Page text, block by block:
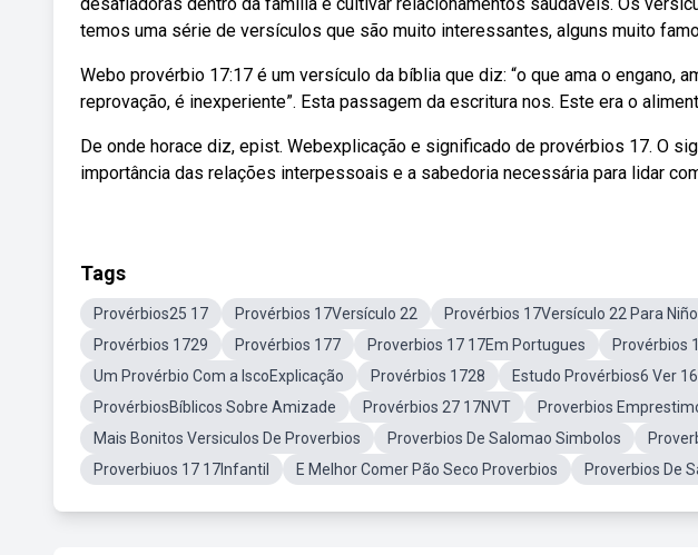
temos uma série de versículos que são muito interessantes, alguns muito
Webo provérbio 17:17 é um versículo da bíblia que diz: “o que ama o engano,
reprovação, é inexperiente”. Esta passagem da escritura nos. Este era o
De onde horace diz, epist. Webexplicação e significado de provérbios 17. O
importância das relações interpessoais e a sabedoria necessária para lidar
Tags
Provérbios25 17 Provérbios 17Versículo 22 Provérbios 17Versículo 22 Para
Provérbios 1729
Provérbios 177 Proverbios 17 17Em Portugues
Provérbios
Um Provérbio Com a IscoExplicação
Provérbios 1728 Estudo Provérbios6 Ver 16
ProvérbiosBíblicos Sobre Amizade
Provérbios 27 17NVT Proverbios
Mais Bonitos Versiculos De Proverbios
Proverbios De Salomao Simbolos
Proverbiuos 17 17Infantil
E Melhor Comer Pão Seco Proverbios Proverbios De